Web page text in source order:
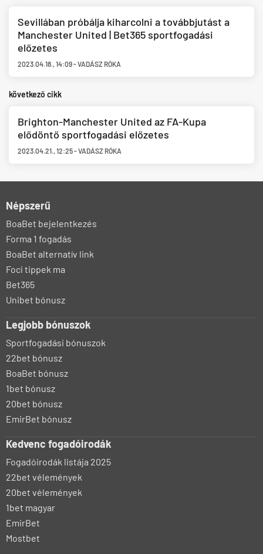
Sevillában próbálja kiharcolni a továbbjutást a
Manchester United | Bet365 sportfogadási
előzetes
2023.04.18.,14:09-VADÁSZ RÓKA
következő cikk
Brighton-Manchester United az FA-Kupa
elődöntő sportfogadási előzetes
2023.04.21.,12:25-VADÁSZ RÓKA
Népszerű
BoaBet bejelentkezés
Forma 1 fogadás
BoaBet alternatív link
Foci tippek ma
Bet365
Unibet bónusz
Legjobb bónuszok
Sportfogadási bónuszok
22bet bónusz
BoaBet bónusz
1bet bónusz
20bet bónusz
EmirBet bónusz
Kedvenc fogadóirodák
Fogadóirodák listája 2025
22bet vélemények
20bet vélemények
1bet magyar
EmirBet
Mostbet